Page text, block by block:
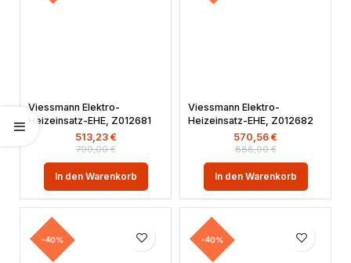
Viessmann Elektro-
Heizeinsatz-EHE, Z012681
799,00€
513,23 €
In den Warenkorb
Viessmann Elektro-
Heizeinsatz-EHE, Z012682
888,90€
570,56 €
In den Warenkorb
-40% -40%